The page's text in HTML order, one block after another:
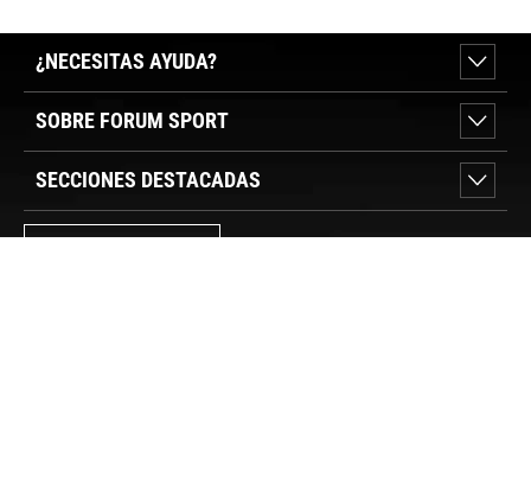
¿NECESITAS AYUDA?
SOBRE FORUM SPORT
SECCIONES DESTACADAS